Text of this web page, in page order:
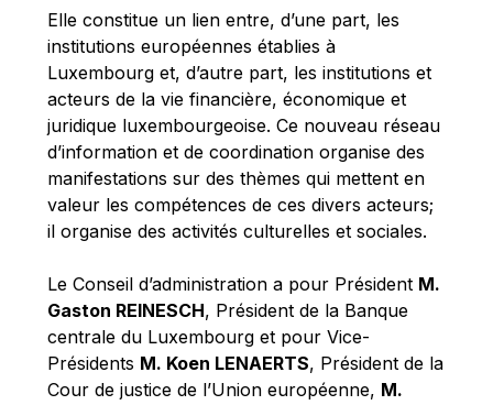
Pierre Gramegna
Richard Pelly
Robert Goebbels
Robert REYNDERS
Robert WEIDES
Rolf Tarrach
Štefan Füle
Tim Lankester
Timothy Radcliffe
Vaclav Klaus
Vassilios Skouris
Elle constitue un lien entre, d’une part, les
institutions européennes établies à
Luxembourg et, d’autre part, les institutions et
acteurs de la vie financière, économique et
juridique luxembourgeoise. Ce nouveau réseau
d’information et de coordination organise des
manifestations sur des thèmes qui mettent en
valeur les compétences de ces divers acteurs;
il organise des activités culturelles et sociales.
Le Conseil d’administration a pour Président M.
Gaston REINESCH, Président de la Banque
centrale du Luxembourg et pour Vice-
Présidents M. Koen LENAERTS, Président de la
Cour de justice de l’Union européenne, M.